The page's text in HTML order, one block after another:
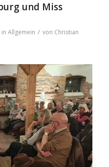
und Miss
in Allgemein / von Christian